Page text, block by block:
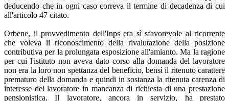
deducendo che in ogni caso correva il termine di decadenza di cui
all'articolo 47 citato.
Orbene, il provvedimento dell'Inps era sì sfavorevole al ricorrente
che voleva il riconoscimento della rivalutazione della posizione
contributiva per la prolungata esposizione all'amianto. Ma la ragione
per cui l'istituto non aveva dato corso alla domanda del lavoratore
non era la loro non spettanza del beneficio, bensì il ritenuto carattere
prematuro della domanda e quindi in sostanza la ritenuta carenza di
interesse del lavoratore in mancanza di richiesta di una prestazione
pensionistica. Il lavoratore, ancora in servizio, ha prestato